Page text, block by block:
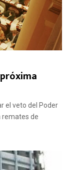
el veto del Poder
remates de